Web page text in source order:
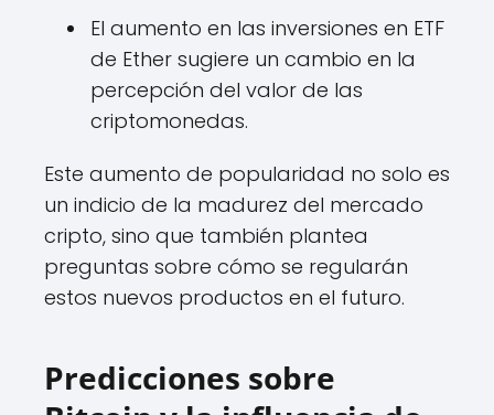
El aumento en las inversiones en ETF
de Ether sugiere un cambio en la
percepción del valor de las
criptomonedas.
Este aumento de popularidad no solo es
un indicio de la madurez del mercado
cripto, sino que también plantea
preguntas sobre cómo se regularán
estos nuevos productos en el futuro.
Predicciones sobre